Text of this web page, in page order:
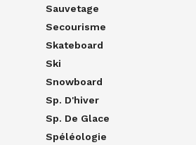
Sauvetage
Secourisme
Skateboard
Ski
Snowboard
Sp. D'hiver
Sp. De Glace
Spéléologie